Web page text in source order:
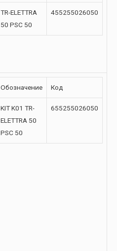
TR-ELETTRA
50 PSC 50
455255026050
Обозначение Код
KIT K01 TR-
ELETTRA 50
PSC 50
655255026050